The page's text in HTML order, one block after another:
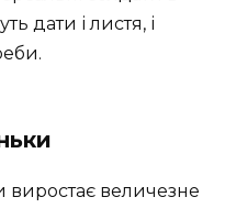
дати і листя, і
виростає величезне